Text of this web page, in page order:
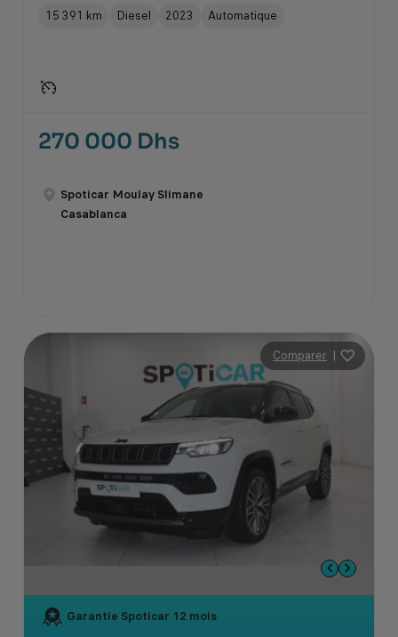
15 391 km Diesel 2023 Automatique
270 000 Dhs
Spoticar Moulay Slimane
Casablanca
Comparer |
Garantie Spoticar 12 mois